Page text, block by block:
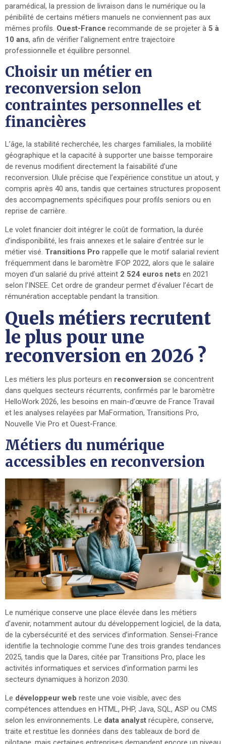
paramédical, la pression de livraison dans le numérique ou la
pénibilité de certains métiers manuels ne conviennent pas aux
mêmes profils. Ouest-France recommande de se projeter à 5 à
10 ans, afin de vérifier l’alignement entre trajectoire
professionnelle et équilibre personnel.
Choisir un métier en
reconversion selon
contraintes personnelles et
financières
L’âge, la stabilité recherchée, les charges familiales, la mobilité
géographique et la capacité à supporter une baisse temporaire
de revenus modifient directement la faisabilité d’une
reconversion. Ulule précise que l’expérience constitue un atout, y
compris après 40 ans, tandis que certaines structures proposent
des accompagnements spécifiques pour profils seniors ou en
reprise de carrière.
Le volet financier doit intégrer le coût de formation, la durée
d’indisponibilité, les frais annexes et le salaire d’entrée sur le
métier visé. Transitions Pro rappelle que le motif salarial revient
fréquemment dans le baromètre IFOP 2022, alors que le salaire
moyen d’un salarié du privé atteint 2 524 euros nets en 2021
selon l’INSEE. Cet ordre de grandeur permet d’évaluer l’écart de
rémunération acceptable pendant la transition.
Quels métiers recrutent
le plus pour une
reconversion en 2026 ?
Les métiers les plus porteurs en reconversion se concentrent
dans quelques secteurs récurrents, confirmés par le baromètre
HelloWork 2026, les besoins en main-d’œuvre de France Travail
et les analyses relayées par MaFormation, Transitions Pro,
Nouvelle Vie Pro et Ouest-France.
Métiers du numérique
accessibles en reconversion
Le numérique conserve une place élevée dans les métiers
d’avenir, notamment autour du développement logiciel, de la data,
de la cybersécurité et des services d’information. Sensei-France
identifie la technologie comme l’une des trois grandes tendances
2025, tandis que la Dares, citée par Transitions Pro, place les
activités informatiques et services d’information parmi les
secteurs dynamiques à horizon 2030.
Le développeur web reste une voie visible, avec des
compétences attendues en HTML, PHP, Java, SQL, ASP ou CMS
selon les environnements. Le data analyst récupère, conserve,
traite et restitue les données dans des tableaux de bord de